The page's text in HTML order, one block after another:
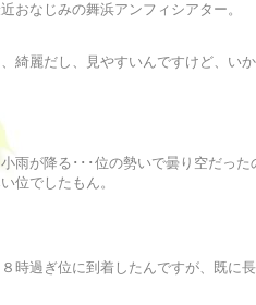
おなじみの舞浜アンフィシアター。
綺麗だし、見やすいんですけど、い
雨が降る･･･位の勢いで曇り空だった
位でしたもん。
時過ぎ位に到着したんですが、既に長